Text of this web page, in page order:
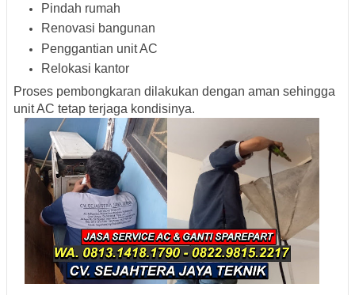
Pindah rumah
Renovasi bangunan
Penggantian unit AC
Relokasi kantor
Proses pembongkaran dilakukan dengan aman sehingga
unit AC tetap terjaga kondisinya.